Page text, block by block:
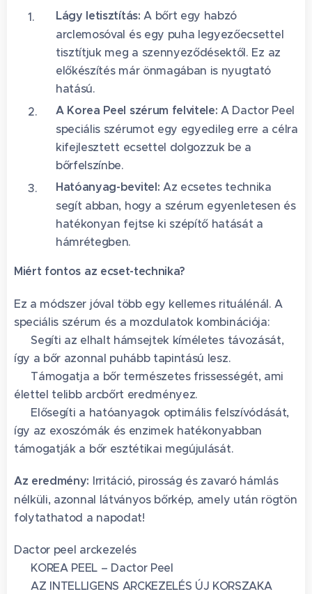
Lágy letisztítás: A bőrt egy habzó
arclemosóval és egy puha legyezőecsettel
tisztítjuk meg a szennyeződésektől. Ez az
előkészítés már önmagában is nyugtató
hatású.
A Korea Peel szérum felvitele: A Dactor Peel
speciális szérumot egy egyedileg erre a célra
kifejlesztett ecsettel dolgozzuk be a
bőrfelszínbe.
Hatóanyag-bevitel: Az ecsetes technika
segít abban, hogy a szérum egyenletesen és
hatékonyan fejtse ki szépítő hatását a
hámrétegben.
Miért fontos az ecset-technika?
Ez a módszer jóval több egy kellemes rituálénál. A
speciális szérum és a mozdulatok kombinációja:
✨ Segíti az elhalt hámsejtek kíméletes távozását,
így a bőr azonnal puhább tapintású lesz.
✨ Támogatja a bőr természetes frissességét, ami
élettel telibb arcbőrt eredményez.
✨ Elősegíti a hatóanyagok optimális felszívódását,
így az exoszómák és enzimek hatékonyabban
támogatják a bőr esztétikai megújulását.
Az eredmény: Irritáció, pirosság és zavaró hámlás
nélküli, azonnal látványos bőrkép, amely után rögtön
folytathatod a napodat!
Dactor peel arckezelés
🌿 KOREA PEEL – Dactor Peel 🌿
✨ AZ INTELLIGENS ARCKEZELÉS ÚJ KORSZAKA ✨